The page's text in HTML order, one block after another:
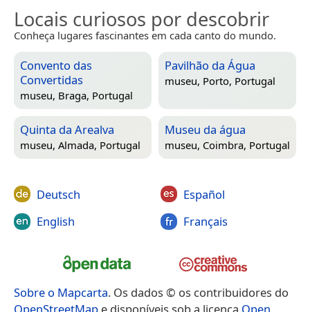
Locais curiosos por descobrir
Conheça lugares fascinantes em cada canto do mundo.
Convento das
Convertidas
museu, Braga, Portugal
Pavilhão da Água
museu, Porto, Portugal
Quinta da Arealva
museu, Almada, Portugal
Museu da água
museu, Coimbra, Portugal
Deutsch
English
Español
Français
Sobre o Mapcarta. Os dados © os contribuidores do